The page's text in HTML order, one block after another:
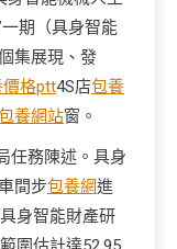
期（具身智能
集展現、發
價格ptt4S店包養
養網站窗。
任務陳述。具身
間步包養網進
身智能財產研